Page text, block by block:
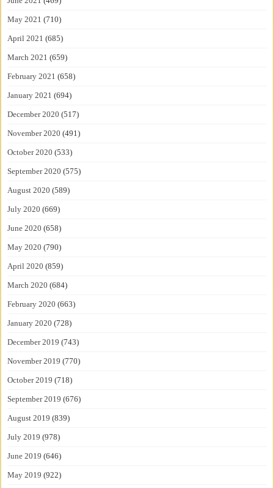
May 2021 (710)
April 2021 (685)
March 2021 (659)
February 2021 (658)
January 2021 (694)
December 2020 (517)
November 2020 (491)
October 2020 (533)
September 2020 (575)
August 2020 (589)
July 2020 (669)
June 2020 (658)
May 2020 (790)
April 2020 (859)
March 2020 (684)
February 2020 (663)
January 2020 (728)
December 2019 (743)
November 2019 (770)
October 2019 (718)
September 2019 (676)
August 2019 (839)
July 2019 (978)
June 2019 (646)
May 2019 (922)